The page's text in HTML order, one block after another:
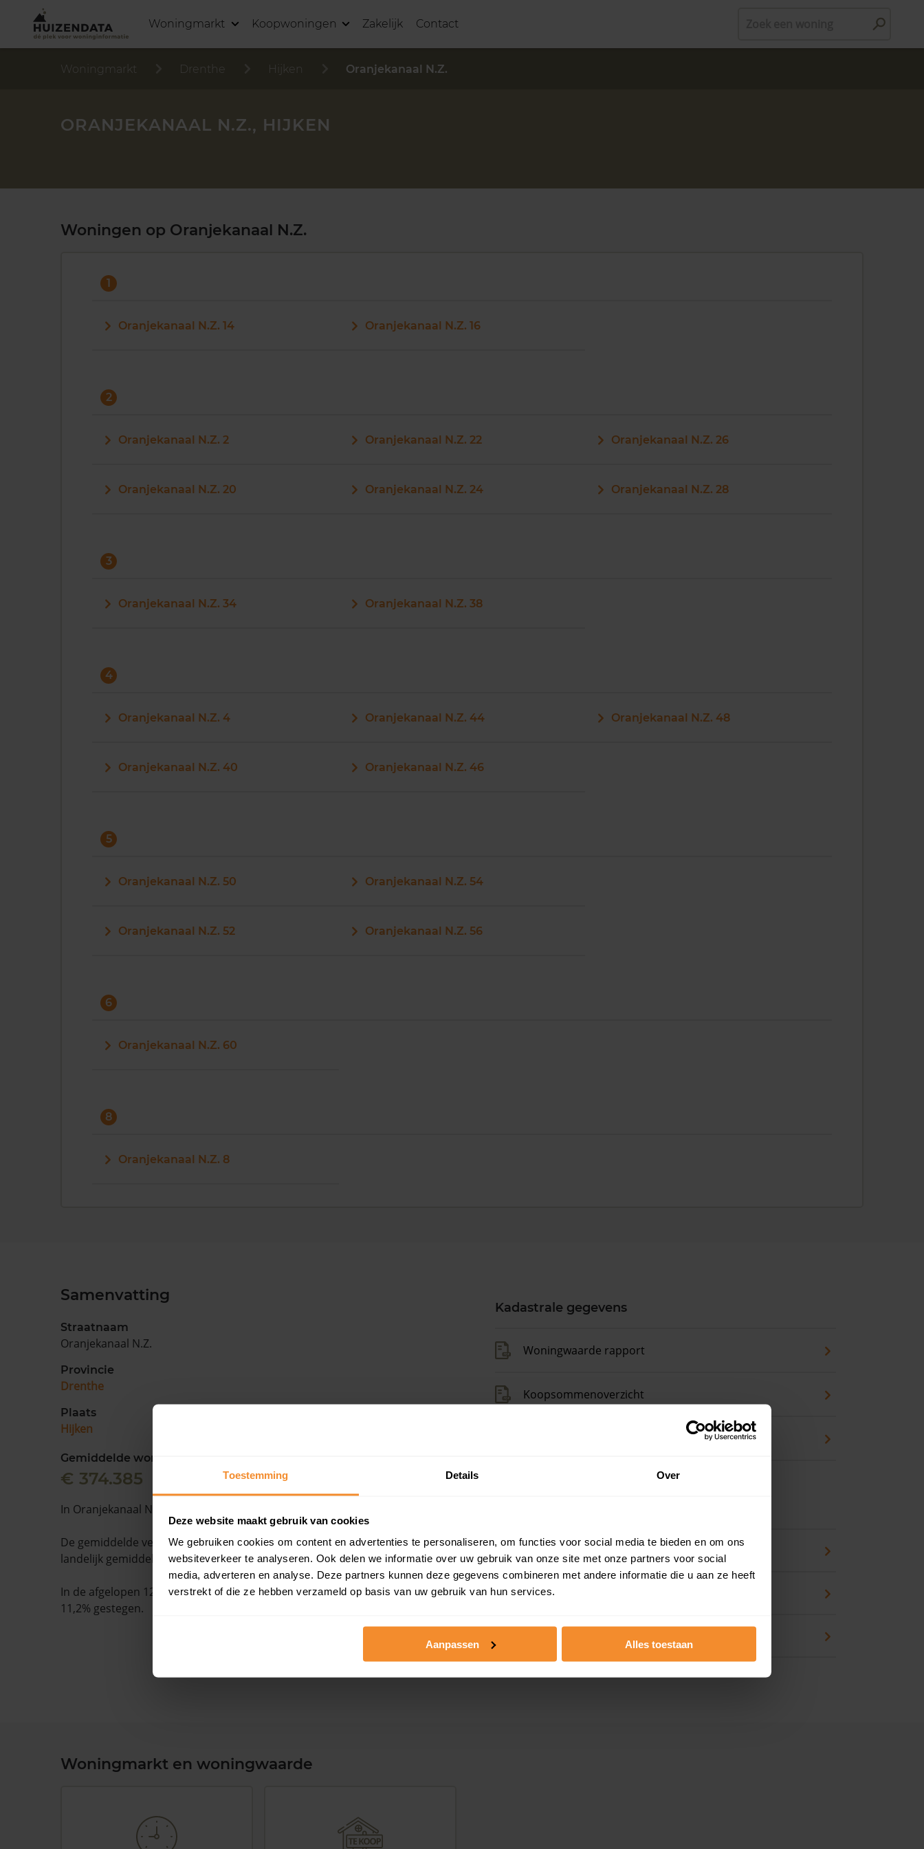
Toestemming Details Over
Deze website maakt gebruik van cookies
We gebruiken cookies om content en advertenties te personaliseren, om functies voor social media te bieden en om ons
websiteverkeer te analyseren. Ook delen we informatie over uw gebruik van onze site met onze partners voor social
media, adverteren en analyse. Deze partners kunnen deze gegevens combineren met andere informatie die u aan ze heeft
verstrekt of die ze hebben verzameld op basis van uw gebruik van hun services.
Aanpassen Alles toestaan
Woningmarkt Koopwoningen Zakelijk Contact
Woningmarkt Drenthe Hijken Oranjekanaal N.Z.
ORANJEKANAAL N.Z., HIJKEN
Woningen op Oranjekanaal N.Z.
1
Oranjekanaal N.Z. 14 Oranjekanaal N.Z. 16
2
Oranjekanaal N.Z. 2
Oranjekanaal N.Z. 20
Oranjekanaal N.Z. 22
Oranjekanaal N.Z. 24
Oranjekanaal N.Z. 26
Oranjekanaal N.Z. 28
3
Oranjekanaal N.Z. 34 Oranjekanaal N.Z. 38
4
Oranjekanaal N.Z. 4
Oranjekanaal N.Z. 40
Oranjekanaal N.Z. 44
Oranjekanaal N.Z. 46
Oranjekanaal N.Z. 48
5
Oranjekanaal N.Z. 50
Oranjekanaal N.Z. 52
Oranjekanaal N.Z. 54
Oranjekanaal N.Z. 56
6
Oranjekanaal N.Z. 60
8
Oranjekanaal N.Z. 8
Samenvatting
Straatnaam
Oranjekanaal N.Z.
Provincie
Drenthe
Plaats
Hijken
Gemiddelde woningwaarde
€ 374.385
In Oranjekanaal N.Z. staan 21 woningen.
De gemiddelde verkooptijd is 45 dagen. Dit ligt ruim boven het
landelijk gemiddelde van 15 dagen.
In de afgelopen 12 maanden is de gemiddelde woningwaarde met
11,2% gestegen.
Kadastrale gegevens
Woningwaarde rapport
Koopsommenoverzicht
Gratis energielabel check
Persoonlijk stappenplan huis kopen
Woningmarkt en woningwaarde